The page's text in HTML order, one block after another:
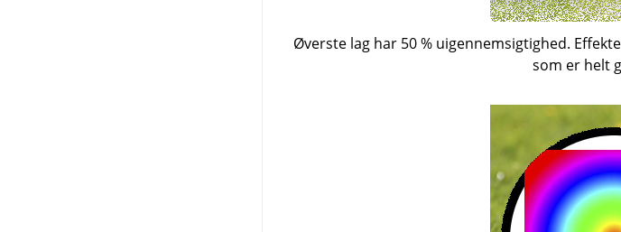
Øverste lag har 50 % uigennemsigtighed.
som er helt